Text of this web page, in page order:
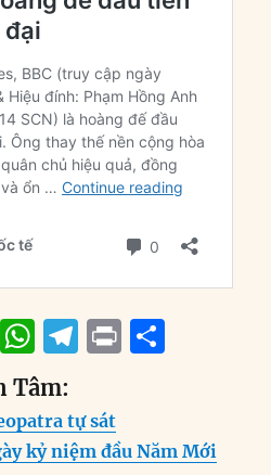
M W
h
at
s
T
e
g
P
t
re
Tâm:
tự sát
kỷ niệm đầu Năm Mới